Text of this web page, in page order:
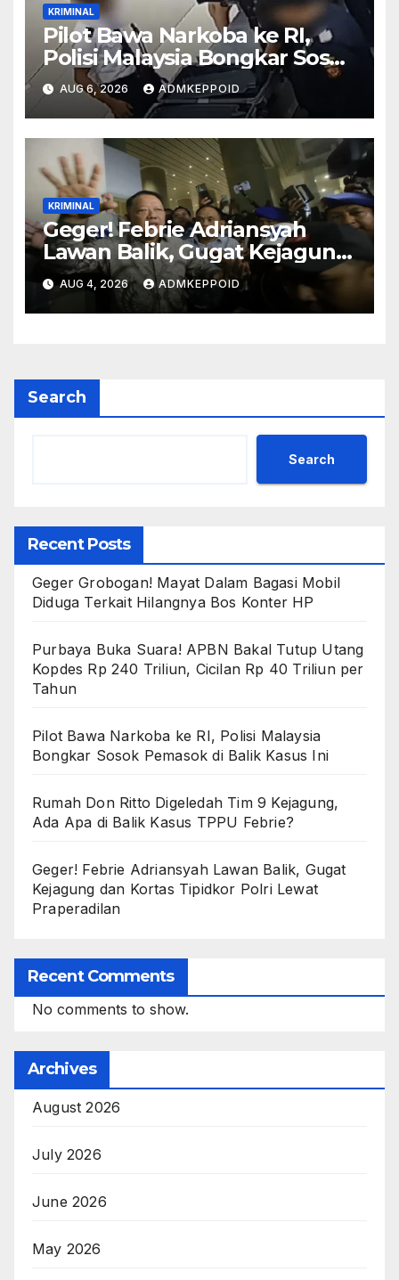
KRIMINAL
Pilot Bawa Narkoba ke RI,
Polisi Malaysia Bongkar Sosok
Pemasok di Balik Kasus Ini
AUG 6, 2026 ADMKEPPOID
KRIMINAL
Geger! Febrie Adriansyah
Lawan Balik, Gugat Kejagung
dan Kortas Tipidkor Polri
Lewat Praperadilan
AUG 4, 2026 ADMKEPPOID
Search
Search
Recent Posts
Geger Grobogan! Mayat Dalam Bagasi Mobil
Diduga Terkait Hilangnya Bos Konter HP
Purbaya Buka Suara! APBN Bakal Tutup Utang
Kopdes Rp 240 Triliun, Cicilan Rp 40 Triliun per
Tahun
Pilot Bawa Narkoba ke RI, Polisi Malaysia
Bongkar Sosok Pemasok di Balik Kasus Ini
Rumah Don Ritto Digeledah Tim 9 Kejagung,
Ada Apa di Balik Kasus TPPU Febrie?
Geger! Febrie Adriansyah Lawan Balik, Gugat
Kejagung dan Kortas Tipidkor Polri Lewat
Praperadilan
Recent Comments
No comments to show.
Archives
August 2026
July 2026
June 2026
May 2026